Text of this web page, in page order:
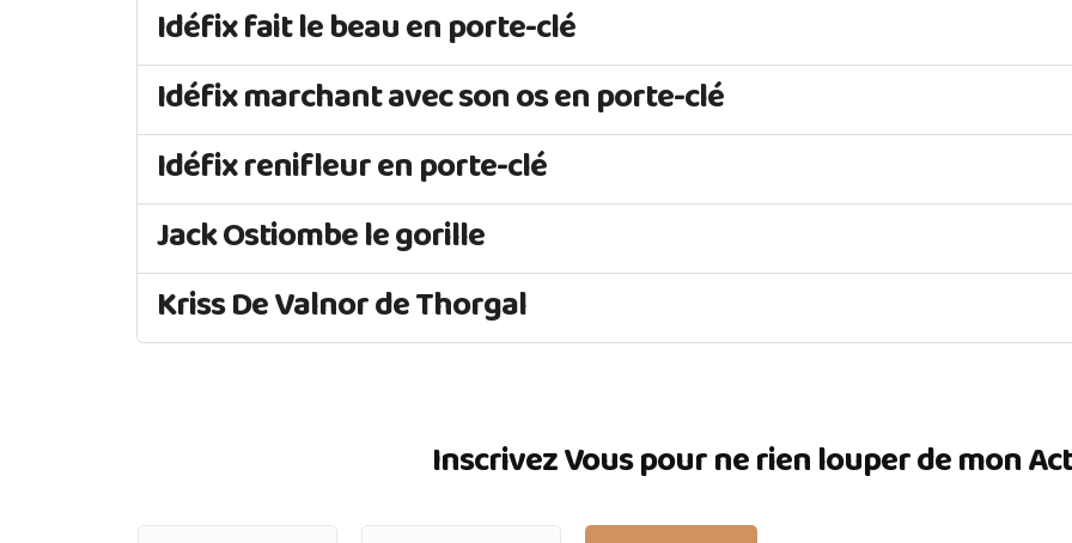
Idéfix fait le beau en porte-clé
Idéfix marchant avec son os en porte-clé
Idéfix renifleur en porte-clé
Jack Ostiombe le gorille
Kriss De Valnor de Thorgal
Inscrivez Vous pour ne rien louper de mon